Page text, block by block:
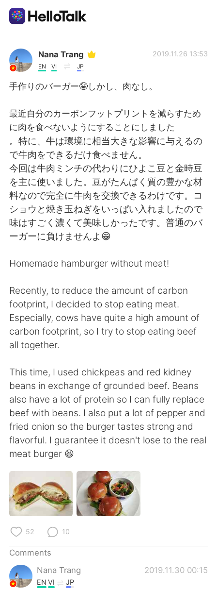
Language Exchange App
AI Grammar Checker
简体中文 繁體中文
Español العربية
Français Deutsch
日本語 한국어
Indonesia Italiano
Türkçe Tiếng Việt
Português
Nana Trang
EN VI JP
2019.11.26 13:53
手作りのバーガー🤪しかし、肉なし。
最近自分のカーボンフットプリントを減らすため
に肉を食べないようにすることにしました
。特に、牛は環境に相当大きな影響に与えるの
で牛肉をできるだけ食べません。
今回は牛肉ミンチの代わりにひよこ豆と金時豆
を主に使いました。豆がたんぱく質の豊かな材
料なので完全に牛肉を交換できるわけです。コ
ショウと焼き玉ねぎをいっぱい入れましたので
味はすごく濃くて美味しかったです。普通のバ
ーガーに負けませんよ😁
Homemade hamburger without meat!
Recently, to reduce the amount of carbon
footprint, I decided to stop eating meat.
Especially, cows have quite a high amount of
carbon footprint, so I try to stop eating beef
all together.
This time, I used chickpeas and red kidney
beans in exchange of grounded beef. Beans
also have a lot of protein so I can fully replace
beef with beans. I also put a lot of pepper and
fried onion so the burger tastes strong and
flavorful. I guarantee it doesn't lose to the real
meat burger 😆
52 10
Comments
Nana Trang
2019.11.30 00:15
EN VI JP